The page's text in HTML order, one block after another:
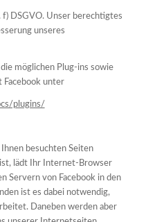
DSGVO. Unser berechtigtes
unseres
möglichen Plug-ins sowie
Facebook unter
plugins/
besuchten Seiten
lädt Ihr Internet-Browser
Servern von Facebook in den
ist es dabei notwendig,
Daneben werden aber